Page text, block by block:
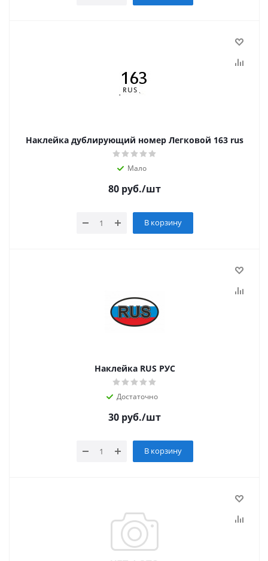
Наклейка дублирующий номер Легковой 163 rus
Мало
80 руб./шт
В корзину
Наклейка RUS РУС
Достаточно
30 руб./шт
В корзину